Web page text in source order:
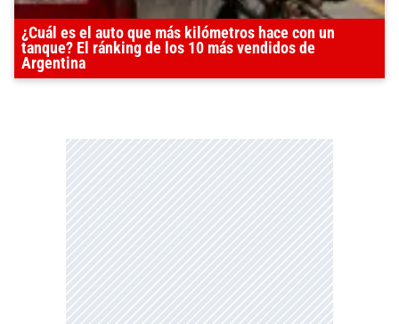
¿Cuál es el auto que más kilómetros hace con un
tanque? El ránking de los 10 más vendidos de
Argentina